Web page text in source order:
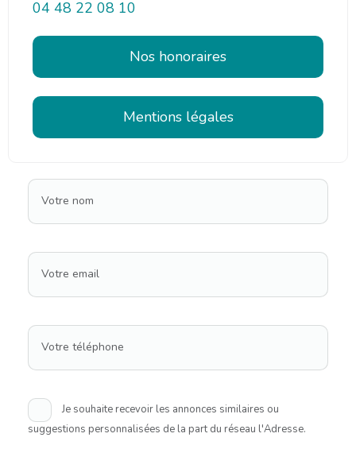
04 48 22 08 10
Nos honoraires
Mentions légales
Votre nom
Votre email
Votre téléphone
Je souhaite recevoir les annonces similaires ou
suggestions personnalisées de la part du réseau l'Adresse.